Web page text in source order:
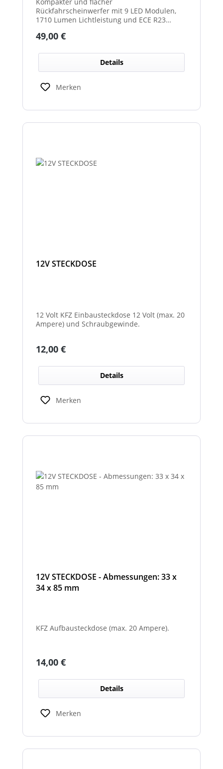
Rückfahrscheinwerfer mit 9 LED Modulen,
1710 Lumen Lichtleistung und ECE R23
Regulärer Preis:
49,00 €
Details
Merken
12V STECKDOSE
12 Volt KFZ Einbausteckdose 12 Volt (max. 20
Ampere) und Schraubgewinde.
Regulärer Preis:
12,00 €
Details
Merken
12V STECKDOSE - Abmessungen: 33 x
34 x 85 mm
KFZ Aufbausteckdose (max. 20 Ampere).
Regulärer Preis:
14,00 €
Details
Merken